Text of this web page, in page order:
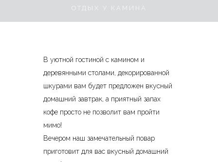
ОТДЫХ У КАМИНА
В уютной гостиной с камином и
деревянными столами, декорированной
шкурами вам будет предложен вкусный
домашний завтрак, а приятный запах
кофе просто не позволит вам пройти
мимо!
Вечером наш замечательный повар
приготовит для вас вкусный домашний